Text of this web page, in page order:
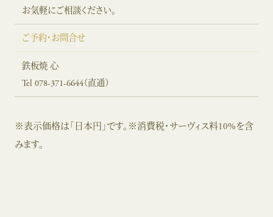
お気軽にご相談ください。
ご予約・お問合せ
鉄板焼 心
Tel 078-371-6644（直通）
※表示価格は「日本円」です。※消費税・サーヴィス料10%を含
みます。